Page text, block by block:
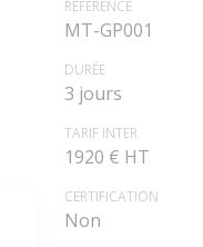
RÉFÉRENCE
MT-GP001
DURÉE
3 jours
TARIF INTER
1920 € HT
CERTIFICATION
Non